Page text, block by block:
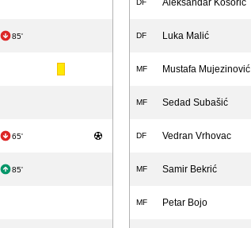
85'
65'
85'
DF Aleksandar Kosorić
DF Luka Malić
MF Mustafa Mujezinović
MF Sedad Subašić
DF Vedran Vrhovac
MF Samir Bekrić
MF Petar Bojo